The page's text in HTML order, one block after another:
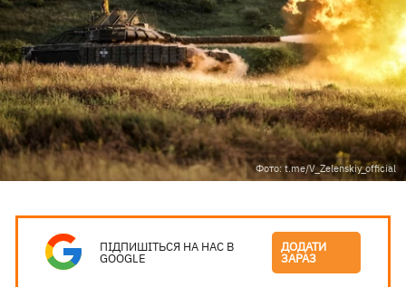
Фото: t.me/V_Zelenskiy_official
ПІДПИШІТЬСЯ НА НАС В
GOOGLE
ДОДАТИ
ЗАРАЗ